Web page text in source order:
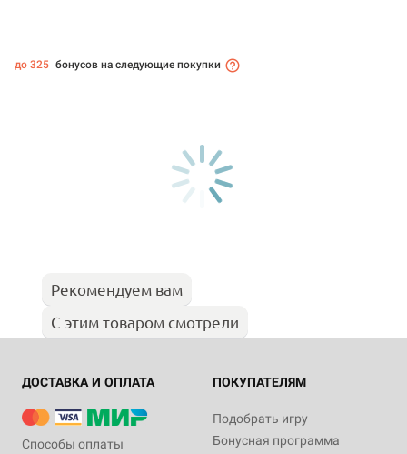
до 325 бонусов на следующие покупки
Рекомендуем вам
С этим товаром смотрели
ДОСТАВКА И ОПЛАТА
Способы оплаты
ПОКУПАТЕЛЯМ
Подобрать игру
Бонусная программа